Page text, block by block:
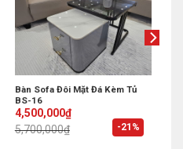
-21%
Bàn Sofa Đôi Mặt Đá Kèm Tủ
BS-16
5,700,000₫
Original
price
was:
4,500,000₫
Current
price
is: